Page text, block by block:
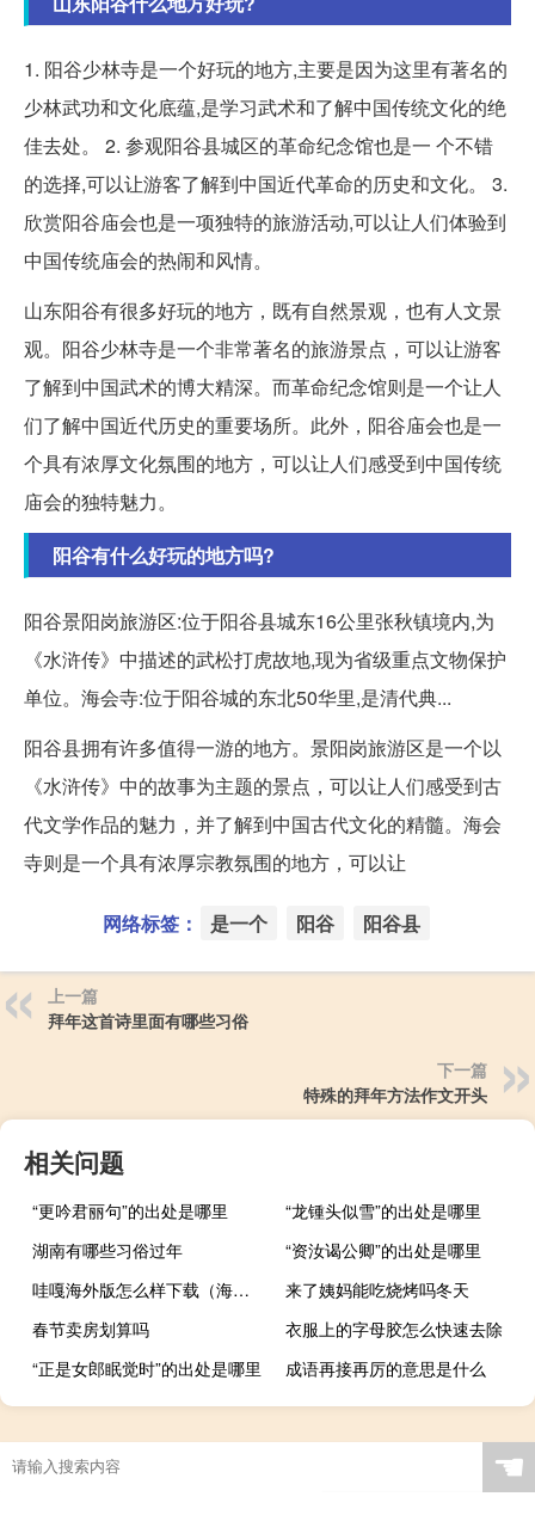
1. 阳谷少林寺是一个好玩的地方,主要是因为这里有著名的
少林武功和文化底蕴,是学习武术和了解中国传统文化的绝
佳去处。 2. 参观阳谷县城区的革命纪念馆也是一 个不错
的选择,可以让游客了解到中国近代革命的历史和文化。 3.
欣赏阳谷庙会也是一项独特的旅游活动,可以让人们体验到
中国传统庙会的热闹和风情。
山东阳谷有很多好玩的地方，既有自然景观，也有人文景
观。阳谷少林寺是一个非常著名的旅游景点，可以让游客
了解到中国武术的博大精深。而革命纪念馆则是一个让人
们了解中国近代历史的重要场所。此外，阳谷庙会也是一
个具有浓厚文化氛围的地方，可以让人们感受到中国传统
庙会的独特魅力。
阳谷有什么好玩的地方吗?
阳谷景阳岗旅游区:位于阳谷县城东16公里张秋镇境内,为
《水浒传》中描述的武松打虎故地,现为省级重点文物保护
单位。海会寺:位于阳谷城的东北50华里,是清代典...
阳谷县拥有许多值得一游的地方。景阳岗旅游区是一个以
《水浒传》中的故事为主题的景点，可以让人们感受到古
代文学作品的魅力，并了解到中国古代文化的精髓。海会
寺则是一个具有浓厚宗教氛围的地方，可以让
网络标签： 是一个 阳谷 阳谷县
上一篇
拜年这首诗里面有哪些习俗
下一篇
特殊的拜年方法作文开头
相关问题
“更吟君丽句”的出处是哪里
“龙锺头似雪”的出处是哪里
湖南有哪些习俗过年
“资汝谒公卿”的出处是哪里
哇嘎海外版怎么样下载（海外版哇嘎2018）
来了姨妈能吃烧烤吗冬天
春节卖房划算吗
衣服上的字母胶怎么快速去除
“正是女郎眠觉时”的出处是哪里
成语再接再厉的意思是什么
☚